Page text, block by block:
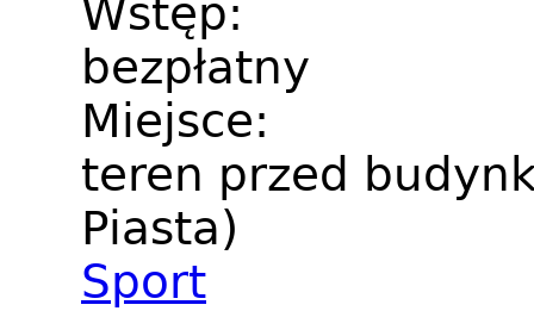
Wstęp:
bezpłatny
Miejsce:
teren przed
Piasta)
Sport